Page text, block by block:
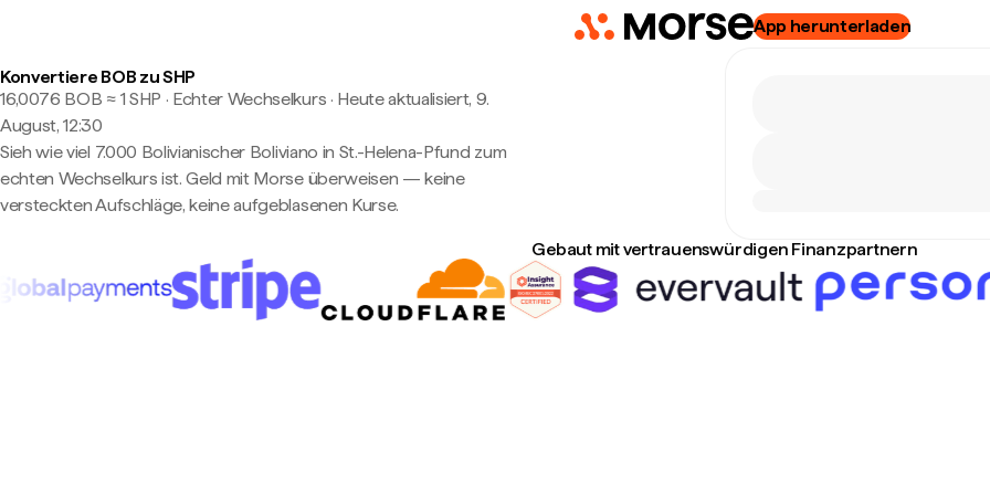
App herunterladen
Konvertiere BOB zu SHP
16,0076 BOB ≈ 1 SHP · Echter Wechselkurs · Heute aktualisiert, 9.
August, 12:30
Sieh wie viel 7.000 Bolivianischer Boliviano in St.-Helena-Pfund zum
echten Wechselkurs ist. Geld mit Morse überweisen — keine
versteckten Aufschläge, keine aufgeblasenen Kurse.
Gebaut mit vertrauenswürdigen Finanzpartnern